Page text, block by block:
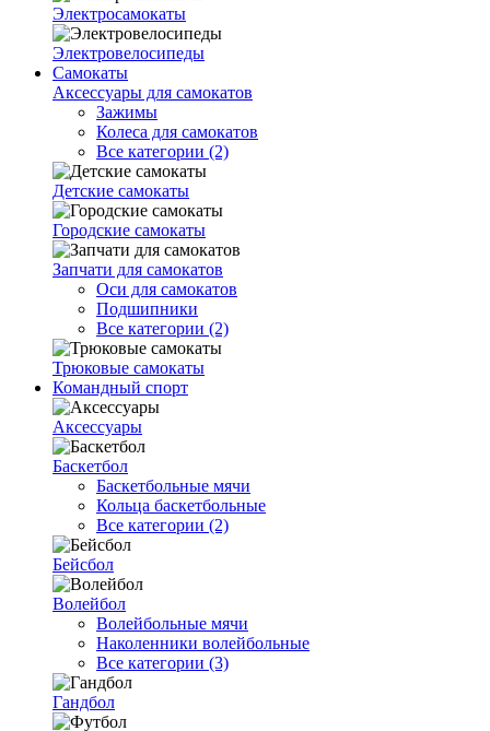
Электросамокаты
Электровелосипеды
Самокаты
Аксессуары для самокатов
Зажимы
Колеса для самокатов
Все категории (2)
Детские самокаты
Городские самокаты
Запчати для самокатов
Оси для самокатов
Подшипники
Все категории (2)
Трюковые самокаты
Командный спорт
Аксессуары
Баскетбол
Баскетбольные мячи
Кольца баскетбольные
Все категории (2)
Бейсбол
Волейбол
Волейбольные мячи
Наколенники волейбольные
Все категории (3)
Гандбол